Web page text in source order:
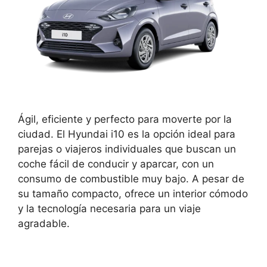
Ágil, eficiente y perfecto para moverte por la
ciudad. El Hyundai i10 es la opción ideal para
parejas o viajeros individuales que buscan un
coche fácil de conducir y aparcar, con un
consumo de combustible muy bajo. A pesar de
su tamaño compacto, ofrece un interior cómodo
y la tecnología necesaria para un viaje
agradable.